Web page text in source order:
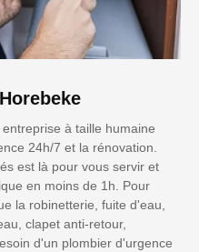
à taille humaine
24h/7 et la rénovation.
est là pour vous servir et
en moins de 1h. Pour
la robinetterie, fuite d'eau,
clapet anti-retour,
d'un plombier d'urgence